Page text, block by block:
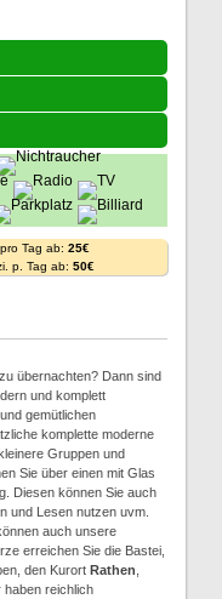
Tag ab: 25€
p. Tag ab: 50€
übernachten? Dann sind
und komplett
gemütlichen
komplette moderne
Gruppen und
Sie über einen mit Glas
Diesen können Sie auch
und Lesen nutzen uvm.
auch unsere
erreichen Sie die Bastei,
den Kurort Rathen
haben reichlich